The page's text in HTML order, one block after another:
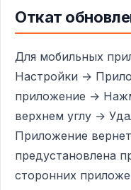
Откат
Для мобильных
Настройки →
приложение →
верхнем углу →
Приложение
предустановлена
сторонних